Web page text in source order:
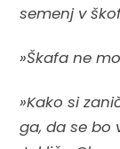
semenj v
»Škafa ne
»Kako si
ga, da se bo